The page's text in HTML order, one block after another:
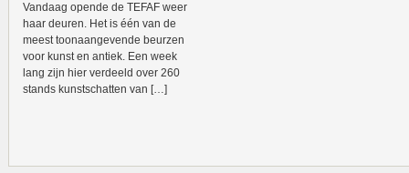
Vandaag opende de TEFAF weer
haar deuren. Het is één van de
meest toonaangevende beurzen
voor kunst en antiek. Een week
lang zijn hier verdeeld over 260
stands kunstschatten van […]